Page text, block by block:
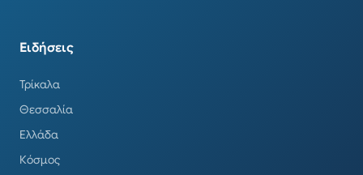
Ειδήσεις
Τρίκαλα
Θεσσαλία
Ελλάδα
Κόσμος